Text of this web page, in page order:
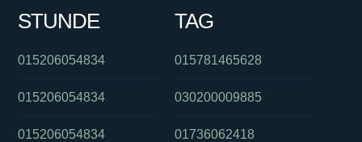
STUNDE
015206054834
015206054834
015206054834
TAG
015781465628
030200009885
01736062418